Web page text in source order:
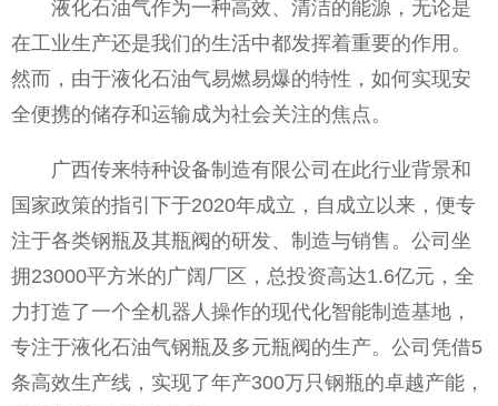
液化石油气作为一种高效、清洁的能源，无论是
在工业生产还是我们的生活中都发挥着重要的作用。
然而，由于液化石油气易燃易爆的特性，如何实现安
全便携的储存和运输成为社会关注的焦点。
广西传来特种设备制造有限公司在此行业背景和
国家政策的指引下于2020年成立，自成立以来，便专
注于各类钢瓶及其瓶阀的研发、制造与销售。公司坐
拥23000平方米的广阔厂区，总投资高达1.6亿元，全
力打造了一个全机器人操作的现代化智能制造基地，
专注于液化石油气钢瓶及多元瓶阀的生产。公司凭借5
条高效生产线，实现了年产300万只钢瓶的卓越产能，